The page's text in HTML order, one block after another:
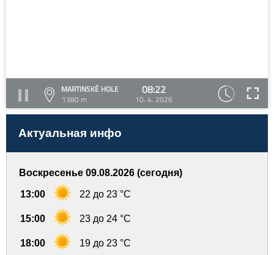
MARTINSKÉ HOLE
1380 m
08:22
10. 4. 2026
Актуальная инфо
Воскресенье 09.08.2026 (сегодня)
13:00 22 до 23 °C
15:00 23 до 24 °C
18:00 19 до 23 °C